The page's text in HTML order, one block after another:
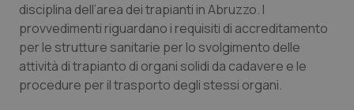
Emilia-Romagna
Friuli Venezia Giulia
Lazio
Colesterolo & coronaropatie
Dermatite Atopica
Diabete & glucometri
disciplina dell’area dei trapianti in Abruzzo. I
provvedimenti riguardano i requisiti di accreditamento
per le strutture sanitarie per lo svolgimento delle
attività di trapianto di organi solidi da cadavere e le
procedure per il trasporto degli stessi organi.